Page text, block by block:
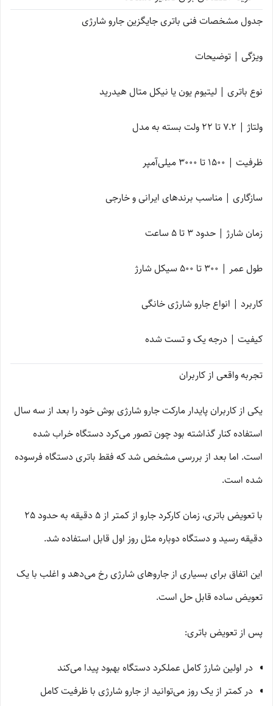
جدول مشخصات فنی باتری جایگزین جارو شارژی
ویژگی | توضیحات
نوع باتری | لیتیوم یون یا نیکل متال هیدرید
ولتاژ | 7.2 تا 22 ولت بسته به مدل
ظرفیت | 1500 تا 3000 میلی‌آمپر
سازگاری | مناسب برندهای ایرانی و خارجی
زمان شارژ | حدود 3 تا 5 ساعت
طول عمر | 300 تا 500 سیکل شارژ
کاربرد | انواع جارو شارژی خانگی
کیفیت | درجه یک و تست شده
تجربه واقعی از کاربران
یکی از کاربران پایدار مارکت جارو شارژی بوش خود را بعد از سه سال
استفاده کنار گذاشته بود چون تصور می‌کرد دستگاه خراب شده
است. اما بعد از بررسی مشخص شد که فقط باتری دستگاه فرسوده
شده است.
با تعویض باتری، زمان کارکرد جارو از کمتر از 5 دقیقه به حدود 25
دقیقه رسید و دستگاه دوباره مثل روز اول قابل استفاده شد.
این اتفاق برای بسیاری از جاروهای شارژی رخ می‌دهد و اغلب با یک
تعویض ساده قابل حل است.
پس از تعویض باتری:
در اولین شارژ کامل عملکرد دستگاه بهبود پیدا می‌کند
در کمتر از یک روز می‌توانید از جارو شارژی با ظرفیت کامل